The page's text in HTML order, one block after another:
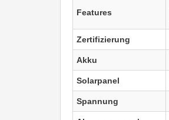
Features
Zertifizierung
Akku
Solarpanel
Spannung